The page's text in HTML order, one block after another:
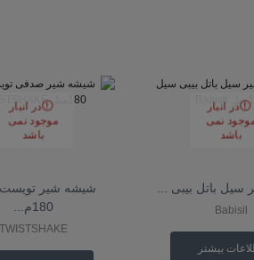
در انبار
نمی
باشد
باتل بیبی ...
Babisil
بیشتر
در انبار
موجود نمی
باشد
شیشه شیر
180م...
TWISTSHAKE